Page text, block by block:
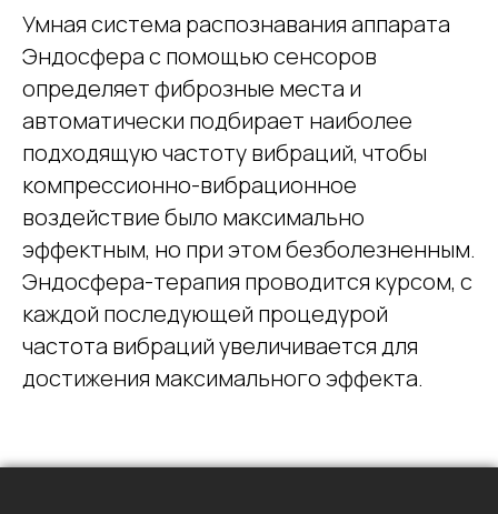
Умная система распознавания аппарата
Эндосфера с помощью сенсоров
определяет фиброзные места и
автоматически подбирает наиболее
подходящую частоту вибраций, чтобы
компрессионно-вибрационное
воздействие было максимально
эффектным, но при этом безболезненным.
Эндосфера-терапия проводится курсом, с
каждой последующей процедурой
частота вибраций увеличивается для
достижения максимального эффекта.